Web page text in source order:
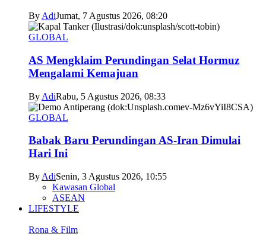
By AdiJumat, 7 Agustus 2026, 08:20
GLOBAL
AS Mengklaim Perundingan Selat Hormuz
Mengalami Kemajuan
By AdiRabu, 5 Agustus 2026, 08:33
GLOBAL
Babak Baru Perundingan AS-Iran Dimulai
Hari Ini
By AdiSenin, 3 Agustus 2026, 10:55
Kawasan Global
ASEAN
LIFESTYLE
Rona & Film